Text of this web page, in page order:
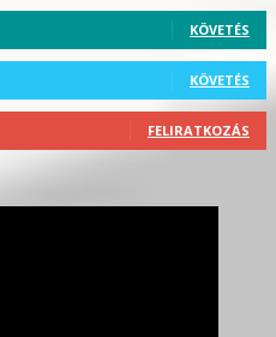
KÖVETÉS
KÖVETÉS
FELIRATKOZÁS